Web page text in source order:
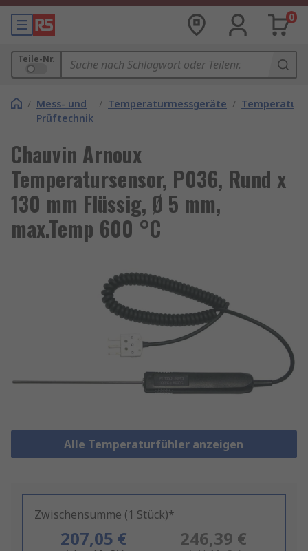
0
Teile-Nr.
/ Mess- und
Prüftechnik
/ Temperaturmessgeräte /
Chauvin Arnoux
Temperatursensor, P036, Rund x
130 mm Flüssig, Ø 5 mm,
max.Temp 600 °C
Alle Temperaturfühler anzeigen
Zwischensumme (1 Stück)*
207,05 € 246,39 €